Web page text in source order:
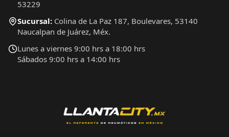
53229
Sucursal: Colina de La Paz 187, Boulevares, 53140
Naucalpan de Juárez, Méx.
Lunes a viernes 9:00 hrs a 18:00 hrs
Sábados 9:00 hrs a 14:00 hrs